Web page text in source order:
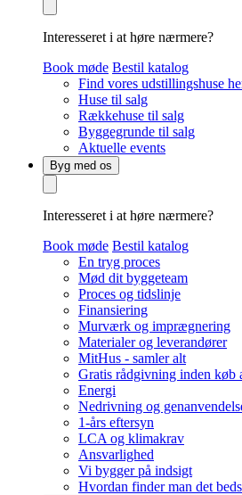
Interesseret i at høre nærmere?
Book møde Bestil katalog
Find vores udstillingshuse
Huse til salg
Rækkehuse til salg
Byggegrunde til salg
Aktuelle events
Byg med os
Interesseret i at høre nærmere?
Book møde Bestil katalog
En tryg proces
Mød dit byggeteam
Proces og tidslinje
Finansiering
Murværk og imprægnering
Materialer og leverandører
MitHus - samler alt
Gratis rådgivning inden køb
Energi
Nedrivning og
1-års eftersyn
LCA og klimakrav
Ansvarlighed
Vi bygger på indsigt
Hvordan finder man det